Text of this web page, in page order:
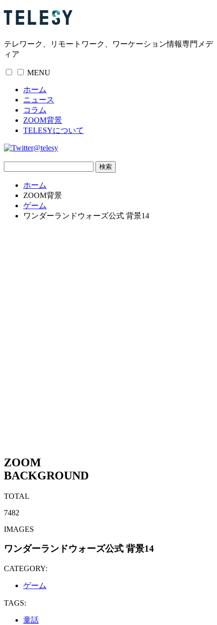
テレワーク、リモートワーク、ワーケーション情報専門メデ
ィア
MENU
ホーム
ニュース
コラム
ZOOM背景
TELESYについて
@telesy
ホーム
ZOOM背景
ゲーム
ワンダーランドウォーズ公式 背景14
ZOOM
BACKGROUND
TOTAL
7482
IMAGES
ワンダーランドウォーズ公式 背景14
CATEGORY:
ゲーム
TAGS:
童話